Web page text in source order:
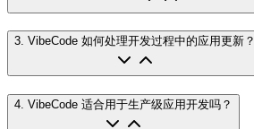
3. VibeCode 如何处理开发过程中的应用更新？
4 VibeCode 适合用于生产级应用开发吗？